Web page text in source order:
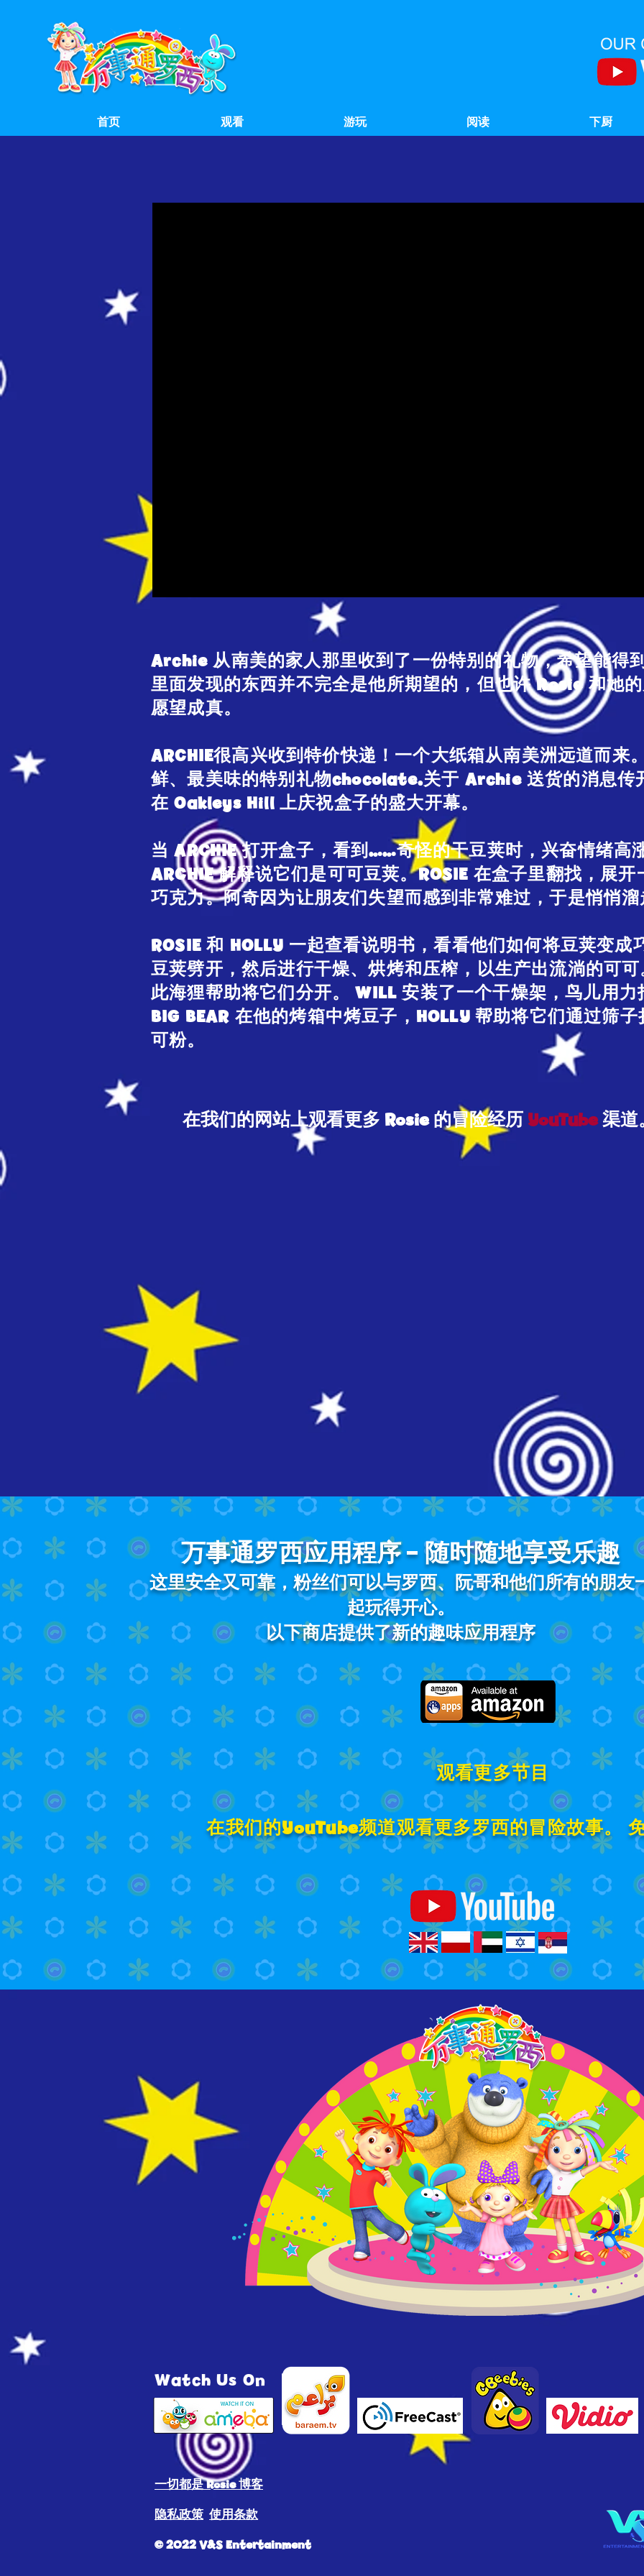
首页 观看 游玩 阅读 下厨
Archie 从南美的家人那里收到了一份特别的礼物，希望能得
里面发现的东西并不完全是他所期望的，但也许 Rosie 和她
愿望成真。
ARCHIE很高兴收到特价快递！一个大纸箱从南美洲远道而来
鲜、最美味的特别礼物chocolate.关于 Archie 送货的消息传
在 Oakleys Hill 上庆祝盒子的盛大开幕。
当 ARCHIE 打开盒子，看到……奇怪的干豆荚时，兴奋情绪高
ARCHIE 解释说它们是可可豆荚。ROSIE 在盒子里翻找，展
巧克力。阿奇因为让朋友们失望而感到非常难过，于是悄悄
ROSIE 和 HOLLY 一起查看说明书，看看他们如何将豆荚变
豆荚劈开，然后进行干燥、烘烤和压榨，以生产出流淌的可
此海狸帮助将它们分开。 WILL 安装了一个干燥架，鸟儿用
BIG BEAR 在他的烤箱中烤豆子，HOLLY 帮助将它们通过筛
可粉。
在我们的网站上观看更多 Rosie 的冒险经历YouTube渠道
万事通罗西应用程序 - 随时随地享受乐趣
这里安全又可靠，粉丝们可以与罗西、阮哥和他们所有的朋友
起玩得开心。
以下商店提供了新的趣味应用程序
观看更多节目
在我们的YouTube频道观看更多罗西的冒险故事。
Watch Us On
一切都是 Rosie 博客
隐私政策 使用条款
© 2022 V&S Entertainment